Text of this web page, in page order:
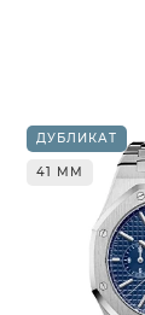
ДУБЛИКАТ
41 ММ